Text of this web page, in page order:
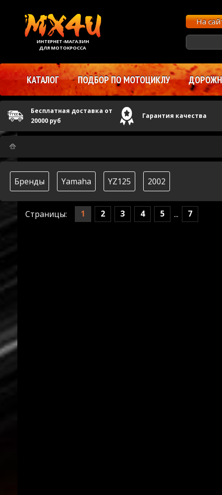
Бренды Yamaha YZ125 2002
Страницы: 1 2 3 4 5 ... 7
ИНТЕРНЕТ-МАГАЗИН
ДЛЯ МОТОКРОССА
На
КАТАЛОГ ПОДБОР ПО МОТОЦИКЛУ
Бесплатная доставка от
20000 руб
Гарантия качества